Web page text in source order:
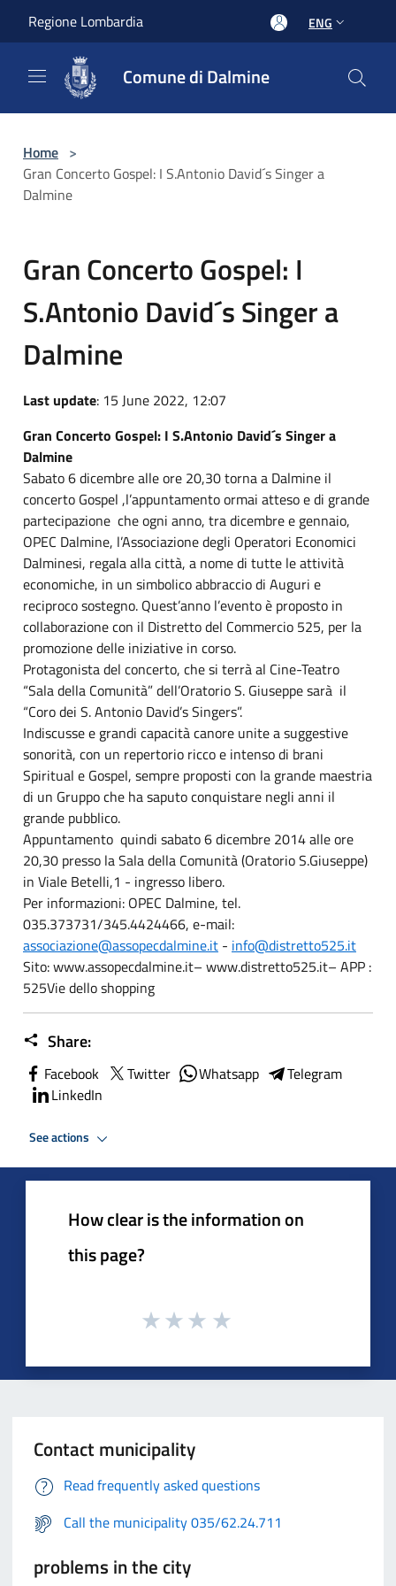
Regione Lombardia ENG
Comune di Dalmine
Home >
Gran Concerto Gospel: I S.Antonio David´s Singer a
Dalmine
Gran Concerto Gospel: I
S.Antonio David´s Singer a
Dalmine
Last update: 15 June 2022, 12:07
Gran Concerto Gospel: I S.Antonio David´s Singer a
Dalmine
Sabato 6 dicembre alle ore 20,30 torna a Dalmine il
concerto Gospel ,l’appuntamento ormai atteso e di grande
partecipazione che ogni anno, tra dicembre e gennaio,
OPEC Dalmine, l’Associazione degli Operatori Economici
Dalminesi, regala alla città, a nome di tutte le attività
economiche, in un simbolico abbraccio di Auguri e
reciproco sostegno. Quest’anno l’evento è proposto in
collaborazione con il Distretto del Commercio 525, per la
promozione delle iniziative in corso.
Protagonista del concerto, che si terrà al Cine-Teatro
“Sala della Comunità” dell’Oratorio S. Giuseppe sarà il
“Coro dei S. Antonio David’s Singers”.
Indiscusse e grandi capacità canore unite a suggestive
sonorità, con un repertorio ricco e intenso di brani
Spiritual e Gospel, sempre proposti con la grande maestria
di un Gruppo che ha saputo conquistare negli anni il
grande pubblico.
Appuntamento quindi sabato 6 dicembre 2014 alle ore
20,30 presso la Sala della Comunità (Oratorio S.Giuseppe)
in Viale Betelli,1 - ingresso libero.
Per informazioni: OPEC Dalmine, tel.
035.373731/345.4424466, e-mail:
associazione@assopecdalmine.it - info@distretto525.it
Sito: www.assopecdalmine.it– www.distretto525.it– APP :
525Vie dello shopping
Share:
Facebook Twitter Whatsapp
Telegram
LinkedIn
See actions
How clear is the information on
this page?
Contact municipality
Read frequently asked questions
Call the municipality 035/62.24.711
problems in the city